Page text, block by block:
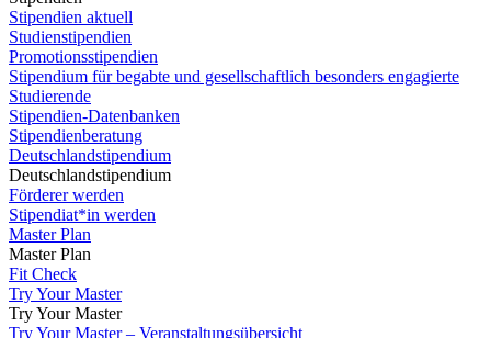
Stipendien aktuell
Studienstipendien
Promotionsstipendien
Stipendium für begabte und gesellschaftlich besonders engagierte
Studierende
Stipendien-Datenbanken
Stipendienberatung
Deutschlandstipendium
Deutschlandstipendium
Förderer werden
Stipendiat*in werden
Master Plan
Master Plan
Fit Check
Try Your Master
Try Your Master
Try Your Master – Veranstaltungsübersicht